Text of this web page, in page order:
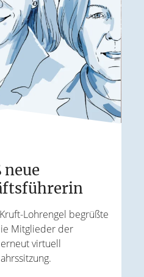
Lohrengel begrüßte
Mitglieder der
virtuell